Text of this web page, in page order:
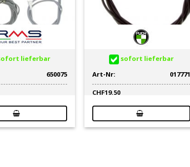
lieferbar
650075
sofort lieferbar
Art-Nr:
017771
CHF19.50